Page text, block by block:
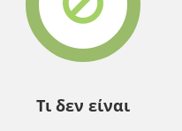
Τι δεν είναι